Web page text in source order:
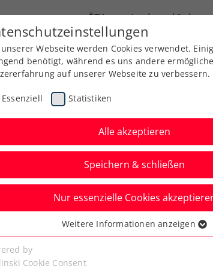
ÖTV Landesverbände
Ausbildung Services Über uns
Elena Karner
Turnier
Webseite werden Cookies verwendet.
benötigt, während es uns andere
auf unserer Webseite zu verbessern.
Essenziell Statistiken
Alle akzeptieren
Speichern & schließen
Nur essenzielle Cookies
Cookies werden für grundlegende
benötigt. Dadurch ist gewährleistet, dass
Weitere Informationen anzeigen
by
Cookie Consent